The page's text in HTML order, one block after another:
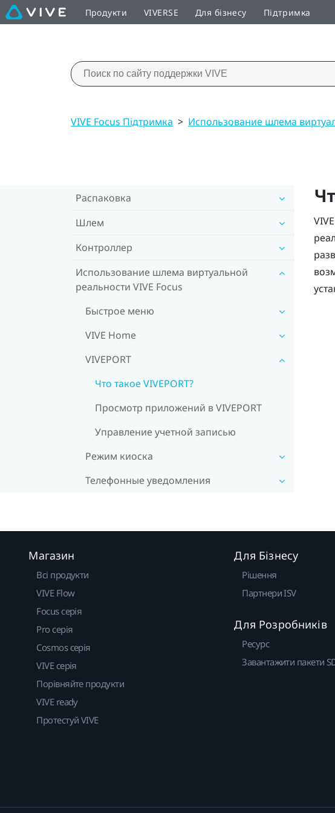
Продукти VIVERSE Для бізнесу Підтримка
VIVE Focus Підтримка > Использование шлема
Распаковка
Шлем
Контроллер
Использование шлема виртуальной
реальности VIVE Focus
Быстрое меню
VIVE Home
VIVEPORT
Что такое VIVEPORT?
Просмотр приложений в VIVEPORT
Управление учетной записью
Режим киоска
Телефонные уведомления
Магазин
Всі продукти
VIVE Flow
Focus серія
Pro серія
Cosmos серія
VIVE серія
Порівняйте продукти
VIVE ready
Протестуй VIVE
Для Бізнесу
Рішення
Партнери ISV
Для Розробників
Ресурс
Завантажити пакети